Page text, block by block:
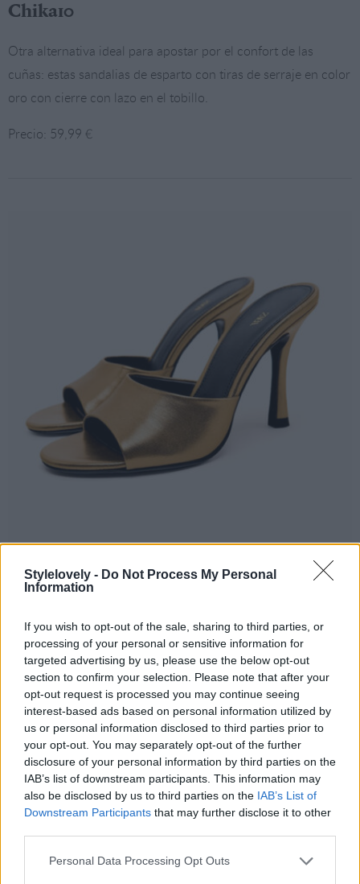
Stylelovely - Do Not Process My Personal
Information
If you wish to opt-out of the sale, sharing to third parties, or
processing of your personal or sensitive information for
targeted advertising by us, please use the below opt-out
section to confirm your selection. Please note that after your
opt-out request is processed you may continue seeing
interest-based ads based on personal information utilized by
us or personal information disclosed to third parties prior to
your opt-out. You may separately opt-out of the further
disclosure of your personal information by third parties on the
IAB’s list of downstream participants. This information may
also be disclosed by us to third parties on the IAB’s List of
Downstream Participants that may further disclose it to other
Personal Data Processing Opt Outs
Chika10
Otra alternativa ideal para apostar por el confort de las
cuñas: estas sandalias de esparto con tiras de serraje en color
oro con cierre con lazo en el tobillo.
Precio: 59,99 €
Foto: © Cortesía de la marca
Zara
Zapato tipo mule en piel con efecto metalizado, tacón alto
fino y acabado en punta redonda. ¡Maravillosas!
Precio: 69,95 €